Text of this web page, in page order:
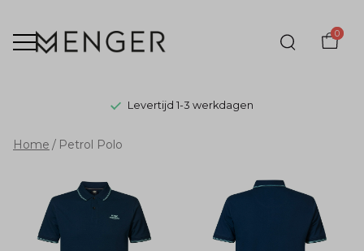
0
Levertijd 1-3 werkdagen
Petrol
Polo
Home Petrol Polo